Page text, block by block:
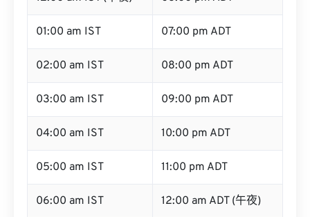
01:00 am IST 07:00 pm ADT
02:00 am IST 08:00 pm ADT
03:00 am IST 09:00 pm ADT
04:00 am IST 10:00 pm ADT
05:00 am IST 11:00 pm ADT
06:00 am IST 12:00 am ADT (午夜)